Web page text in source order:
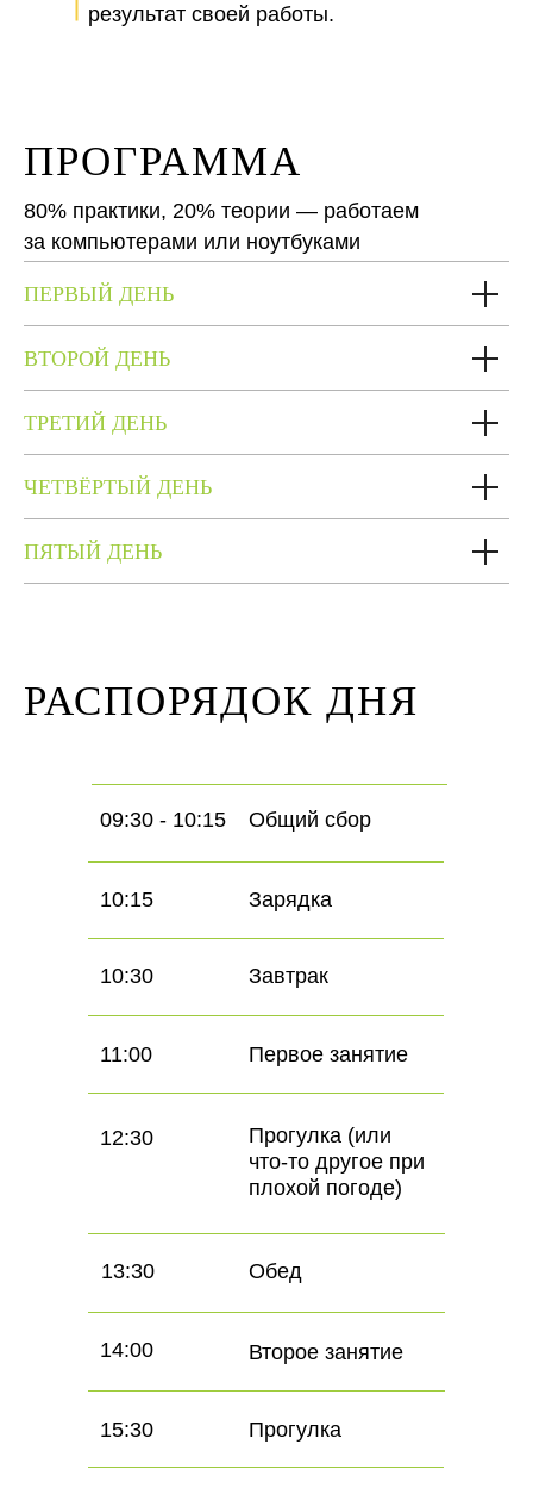
результат своей работы.
ПРОГРАММА
80% практики, 20% теории — работаем
за компьютерами или ноутбуками
ПЕРВЫЙ ДЕНЬ
ВТОРОЙ ДЕНЬ
ТРЕТИЙ ДЕНЬ
ЧЕТВЁРТЫЙ ДЕНЬ
ПЯТЫЙ ДЕНЬ
РАСПОРЯДОК ДНЯ
15:30 Прогулка
09:30 - 10:15 Общий сбор
12:30
Прогулка (или
что-то другое при
плохой погоде)
14:00 Второе занятие
13:30 Обед
11:00 Первое занятие
10:30 Завтрак
10:15 Зарядка